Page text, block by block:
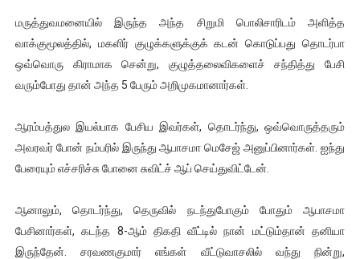
மருத்துவமனையில் இருந்த அந்த சிறுமி பொலிசாரிடம் அளித்த
வாக்குமூலத்தில், மகளிர் குழுக்களுக்குக் கடன் கொடுப்பது தொடர்பா
ஒவ்வொரு கிராமாக சென்று, குழுத்தலைவிகளைச் சந்தித்து பேசி
வரும்போது தான் அந்த 5 பேரும் அறிமுகமானார்கள்.
ஆரம்பத்துல இயல்பாக பேசிய இவர்கள், தொடர்ந்து, ஒவ்வொருத்தரும்
அவரவர் போன் நம்பரில் இருந்து ஆபாசமா மெசேஜ் அனுப்பினார்கள். ஐந்து
பேரையும் எச்சரிச்சு போனை சுவிட்ச் ஆப் செய்துவிட்டேன்.
ஆனாலும், தொடர்ந்து, தெருவில் நடந்துபோகும் போதும் ஆபாசமா
பேசினார்கள், கடந்த 8-ஆம் திகதி வீட்டில் நான் மட்டும்தான் தனியா
இருந்தேன். சரவணகுமார் எங்கள் வீட்டுவாசலில் வந்து நின்று,